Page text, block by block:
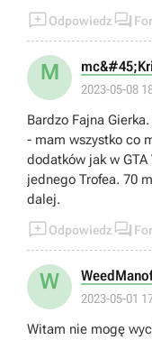
Odpowiedz 
M
2023-05-08
Bardzo Fajna
- mam wszystko co
dodatków jak w
jednego Trofea. 70
dalej.
Odpowiedz 
W
2023-05-01
Witam nie mogę wyciągnąć wędki w żadnej lokacji na lake